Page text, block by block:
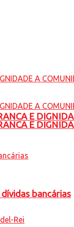
E
bancárias
E